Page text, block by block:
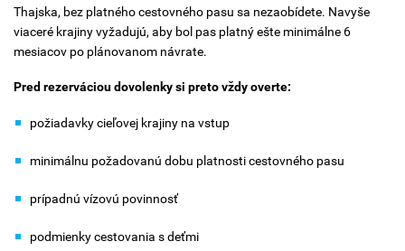
Thajska, bez platného cestovného pasu sa nezaobídete. Navyše
viaceré krajiny vyžadujú, aby bol pas platný ešte minimálne 6
mesiacov po plánovanom návrate.
Pred rezerváciou dovolenky si preto vždy overte:
požiadavky cieľovej krajiny na vstup
minimálnu požadovanú dobu platnosti cestovného pasu
prípadnú vízovú povinnosť
podmienky cestovania s deťmi